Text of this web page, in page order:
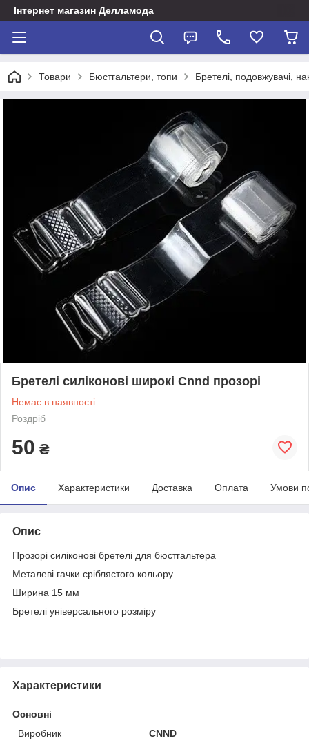
Інтернет магазин Делламода
Товари Бюстгальтери, топи Бретелі, подовжувачі,
Бретелі силіконові широкі Cnnd прозорі
Немає в наявності
Роздріб
50 ₴
Опис Характеристики Доставка Оплата Умови
Опис
Прозорі силіконові бретелі для бюстгальтера
Металеві гачки сріблястого кольору
Ширина 15 мм
Бретелі універсального розміру
Характеристики
Основні
Виробник
CNND